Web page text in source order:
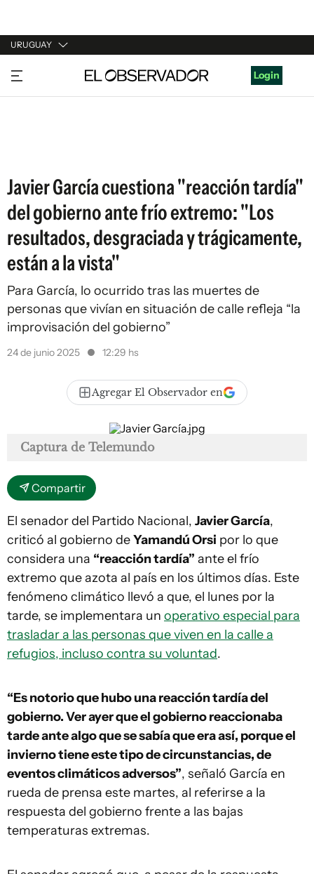
URUGUAY
URUGUAY
ARGENTINA
Login
Javier García cuestiona "reacción tardía"
del gobierno ante frío extremo: "Los
resultados, desgraciada y trágicamente,
están a la vista"
Para García, lo ocurrido tras las muertes de
personas que vivían en situación de calle refleja “la
improvisación del gobierno”
24 de junio 2025 12:29 hs
Agregar El Observador en
Captura de Telemundo
Compartir
El senador del Partido Nacional, Javier García,
criticó al gobierno deYamandú Orsi por lo que
considera una “reacción tardía” ante el frío
extremo que azota al país en los últimos días. Este
fenómeno climático llevó a que, el lunes por la
tarde, se implementara un operativo especial para
trasladar a las personas que viven en la calle a
refugios, incluso contra su voluntad.
“Es notorio que hubo una reacción tardía del
gobierno. Ver ayer que el gobierno reaccionaba
tarde ante algo que se sabía que era así, porque el
invierno tiene este tipo de circunstancias, de
eventos climáticos adversos”, señaló García en
rueda de prensa este martes, al referirse a la
respuesta del gobierno frente a las bajas
temperaturas extremas.